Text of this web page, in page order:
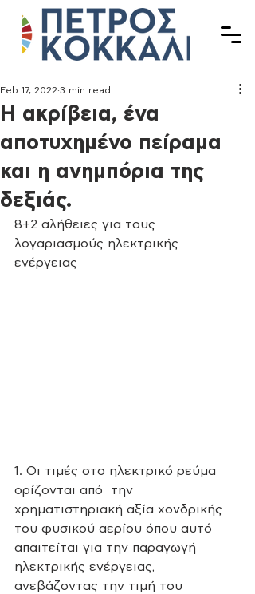
Η ακρίβεια, ένα
αποτυχημένο πείραμα
και η ανημπόρια της
δεξιάς.
Feb 17, 2022 3 min read
8+2 αλήθειες για τους
λογαριασμούς ηλεκτρικής
ενέργειας
1. Οι τιμές στο ηλεκτρικό ρεύμα
ορίζονται από  την
χρηματιστηριακή αξία χονδρικής
του φυσικού αερίου όπου αυτό
απαιτείται για την παραγωγή
ηλεκτρικής ενέργειας,
ανεβάζοντας την τιμή του